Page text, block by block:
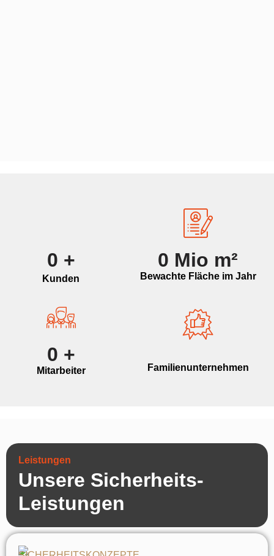
0 +
Kunden
0 Mio m²
Bewachte Fläche im Jahr
0 +
Mitarbeiter Familienunternehmen
Leistungen
Unsere Sicherheits-
Leistungen